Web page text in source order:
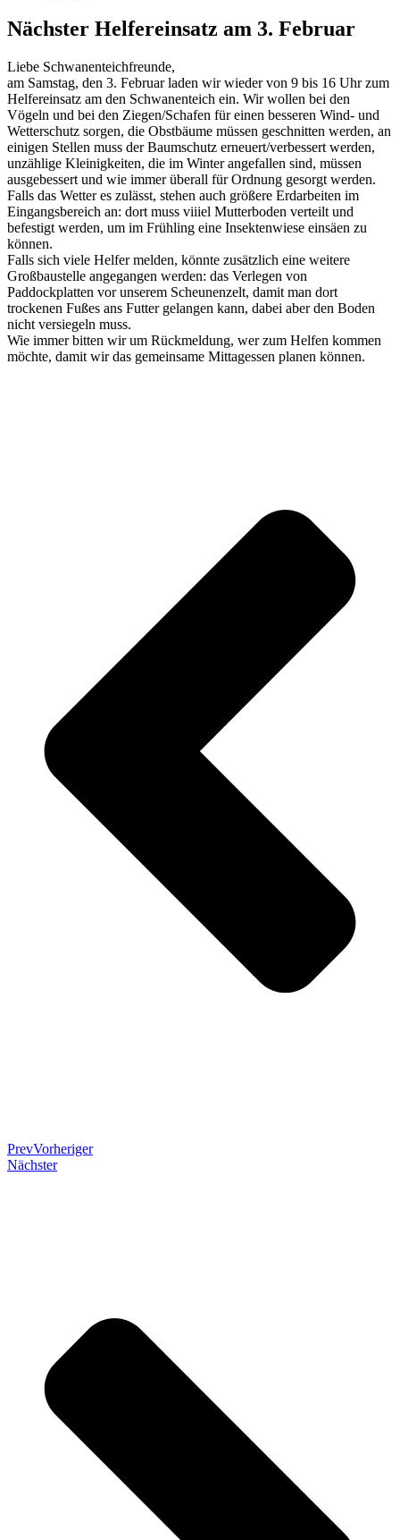
Nächster Helfereinsatz am 3. Februar
Liebe Schwanenteichfreunde,
am Samstag, den 3. Februar laden wir wieder von 9 bis 16 Uhr zum
Helfereinsatz am den Schwanenteich ein. Wir wollen bei den
Vögeln und bei den Ziegen/Schafen für einen besseren Wind- und
Wetterschutz sorgen, die Obstbäume müssen geschnitten werden, an
einigen Stellen muss der Baumschutz erneuert/verbessert werden,
unzählige Kleinigkeiten, die im Winter angefallen sind, müssen
ausgebessert und wie immer überall für Ordnung gesorgt werden.
Falls das Wetter es zulässt, stehen auch größere Erdarbeiten im
Eingangsbereich an: dort muss viiiel Mutterboden verteilt und
befestigt werden, um im Frühling eine Insektenwiese einsäen zu
können.
Falls sich viele Helfer melden, könnte zusätzlich eine weitere
Großbaustelle angegangen werden: das Verlegen von
Paddockplatten vor unserem Scheunenzelt, damit man dort
trockenen Fußes ans Futter gelangen kann, dabei aber den Boden
nicht versiegeln muss.
Wie immer bitten wir um Rückmeldung, wer zum Helfen kommen
möchte, damit wir das gemeinsame Mittagessen planen können.
PrevVorheriger
Nächster